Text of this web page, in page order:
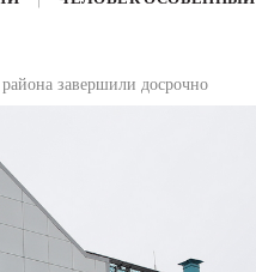
завершили досрочно